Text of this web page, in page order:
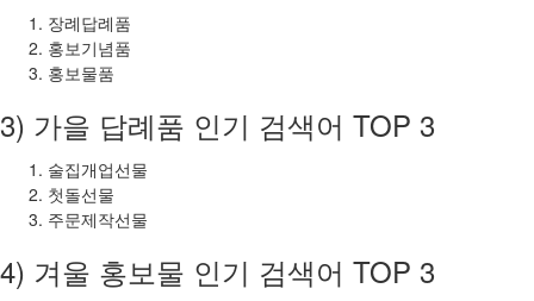
장례답례품
홍보기념품
홍보물품
3) 가을 답례품 인기 검색어 TOP 3
술집개업선물
첫돌선물
주문제작선물
4) 겨울 홍보물 인기 검색어 TOP 3